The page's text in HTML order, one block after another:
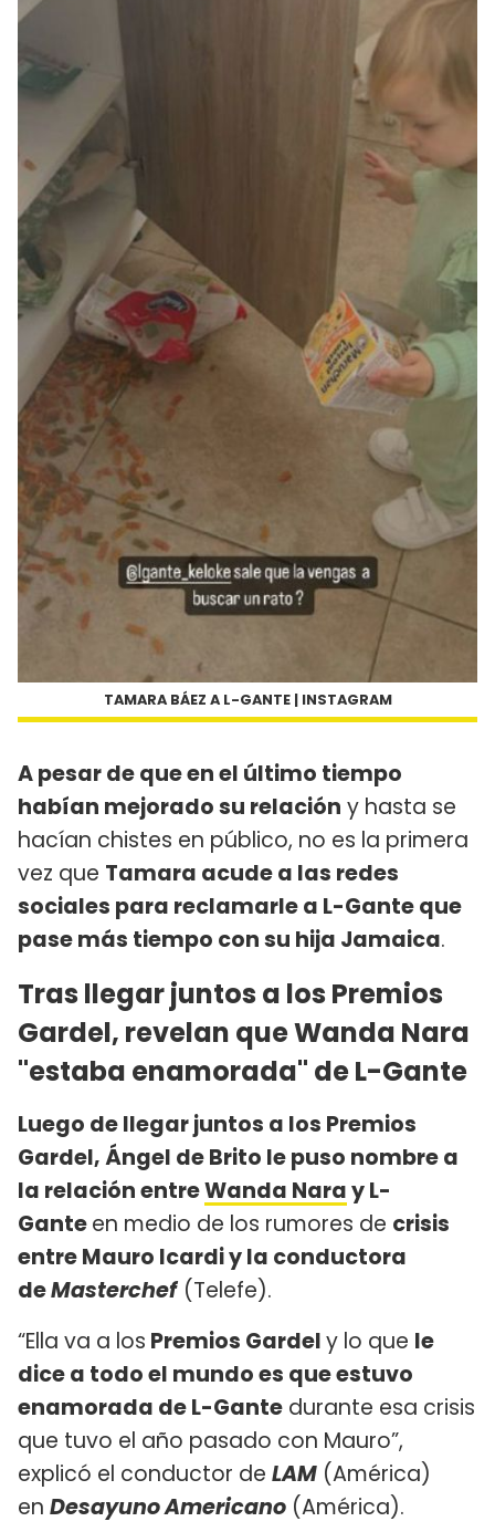
TAMARA BÁEZ A L-GANTE | INSTAGRAM
A pesar de que en el último tiempo
habían mejorado su relación y hasta se
hacían chistes en público, no es la primera
vez que Tamara acude a las redes
sociales para reclamarle a L-Gante que
pase más tiempo con su hija Jamaica.
Tras llegar juntos a los Premios
Gardel, revelan que Wanda Nara
"estaba enamorada" de L-Gante
Luego de llegar juntos a los Premios
Gardel, Ángel de Brito le puso nombre a
la relación entreWanda Naray L-
Ganteen medio de los rumores de crisis
entre Mauro Icardi y la conductora
deMasterchef (Telefe).
“Ella va a los Premios Gardely lo que le
dice a todo el mundo es que estuvo
enamorada de L-Gante durante esa crisis
que tuvo el año pasado con Mauro”,
explicó el conductor de LAM (América)
en Desayuno Americano (América).